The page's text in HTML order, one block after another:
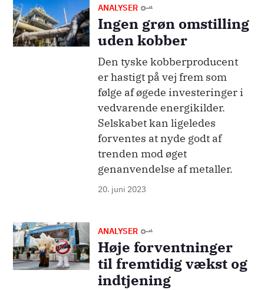
Billede ANALYSER
Ingen grøn omstilling
uden kobber
Den tyske kobberproducent
er hastigt på vej frem som
følge af øgede investeringer i
vedvarende energikilder.
Selskabet kan ligeledes
forventes at nyde godt af
trenden mod øget
genanvendelse af metaller.
20. juni 2023
Billede ANALYSER
Høje forventninger
til fremtidig vækst og
indtjening